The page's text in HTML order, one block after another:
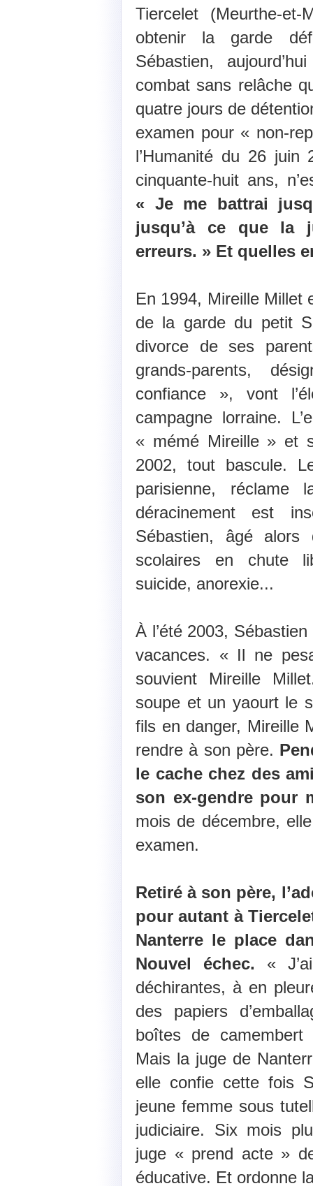
Tiercelet (Meurthe-
obtenir la garde
Sébastien,
combat sans relâche
quatre jours de
examen pour « non-
l’Humanité du 26 juin
cinquante-huit ans,
« Je me battrai
jusqu’à ce que la
erreurs. » Et quelles
En 1994, Mireille Millet
de la garde du petit
divorce de ses
grands-parents,
confiance », vont
campagne lorraine.
« mémé Mireille » et
2002, tout bascule.
parisienne, réclame
déracinement est
Sébastien, âgé alors
scolaires en chute
suicide, anorexie...
À l’été 2003,
vacances. « Il ne
souvient Mireille
soupe et un yaourt le
fils en danger, Mireille
rendre à son père.
le cache chez des
son ex-gendre pour
mois de décembre,
examen.
Retiré à son père,
pour autant à
Nanterre le place
Nouvel échec. «
déchirantes, à en
des papiers
boîtes de
Mais la juge de
elle confie cette fois
jeune femme sous
judiciaire. Six mois
juge « prend acte »
éducative. Et ordonne